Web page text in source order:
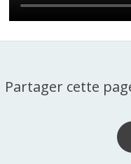
Partager cette